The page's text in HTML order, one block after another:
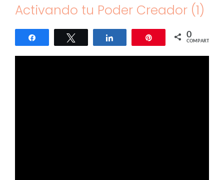
Activando tu Poder Creador (1)
Compartir Twittear Compartir 0
COMPARTIR